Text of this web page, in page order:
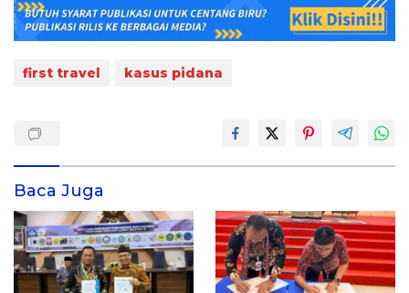
first travel kasus pidana
Baca Juga